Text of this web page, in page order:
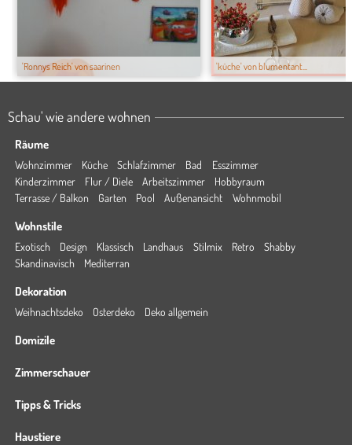
'Ronnys Reich' von saarinen 'küche' von blumentant...
Schau' wie andere wohnen
Räume
Wohnzimmer Küche Schlafzimmer Bad
Esszimmer
Kinderzimmer
Flur / Diele Arbeitszimmer
Hobbyraum
Terrasse / Balkon
Garten Pool Außenansicht Wohnmobil
Wohnstile
Exotisch Design Klassisch Landhaus Stilmix Retro
Shabby
Skandinavisch
Mediterran
Dekoration
Weihnachtsdeko Osterdeko Deko allgemein
Domizile
Zimmerschauer
Tipps & Tricks
Haustiere